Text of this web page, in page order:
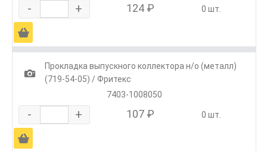
- + 124 ₽ 0 шт.
Ä
1
Прокладка выпускного коллектора н/о (металл)
(719-54-05) / Фритекс
7403-1008050
- + 107 ₽ 0 шт.
Ä